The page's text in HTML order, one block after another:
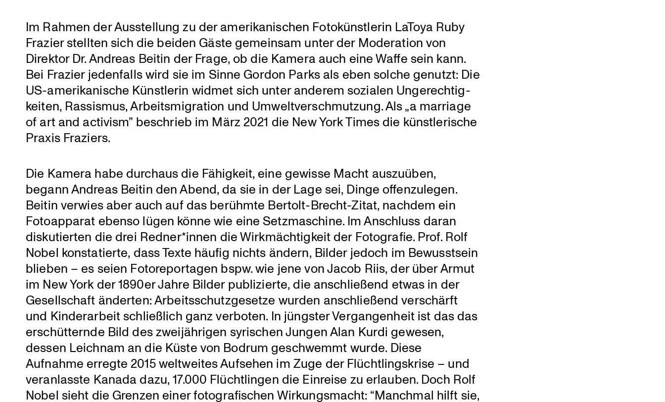
Im Rahmen der Ausstel­lung zu der ameri­ka­ni­schen Fotokünst­lerin LaToya Ruby
Frazier stellten sich die beiden Gäste gemeinsam unter der Modera­tion von
Direktor Dr. Andreas Beitin der Frage, ob die Kamera auch eine Waffe sein kann.
Bei Frazier jeden­falls wird sie im Sinne Gordon Parks als eben solche genutzt: Die
US-ameri­ka­ni­sche Künst­lerin widmet sich unter anderem sozialen Ungerech­tig­
keiten, Rassismus, Arbeits­mi­gra­tion und Umwelt­ver­schmut­zung. Als „a marriage
of art and activism” beschrieb im März 2021 die New York Times die künst­le­ri­sche
Praxis Fraziers.
Die Kamera habe durchaus die Fähigkeit, eine gewisse Macht auszuüben,
begann Andreas Beitin den Abend, da sie in der Lage sei, Dinge offen­zu­legen.
Beitin verwies aber auch auf das berühmte Bertolt-Brecht-Zitat, nachdem ein
Fotoap­parat ebenso lügen könne wie eine Setzma­schine. Im Anschluss daran
disku­tierten die drei Redner*innen die Wirkmäch­tig­keit der Fotografie. Prof. Rolf
Nobel konsta­tierte, dass Texte häufig nichts ändern, Bilder jedoch im Bewusst­sein
blieben – es seien Fotore­por­tagen bspw. wie jene von Jacob Riis, der über Armut
im New York der 1890er Jahre Bilder publi­zierte, die anschlie­ßend etwas in der
Gesell­schaft änderten: Arbeits­schutz­ge­setze wurden anschlie­ßend verschärft
und Kinder­ar­beit schließ­lich ganz verboten. In jüngster Vergan­gen­heit ist das das
erschüt­ternde Bild des zweijäh­rigen syrischen Jungen Alan Kurdi gewesen,
dessen Leichnam an die Küste von Bodrum geschwemmt wurde. Diese
Aufnahme erregte 2015 weltweites Aufsehen im Zuge der Flücht­lings­krise – und
veran­lasste Kanada dazu, 17.000 Flücht­lingen die Einreise zu erlauben. Doch Rolf
Nobel sieht die Grenzen einer fotogra­fi­schen Wirkungs­macht: “Manchmal hilft sie,